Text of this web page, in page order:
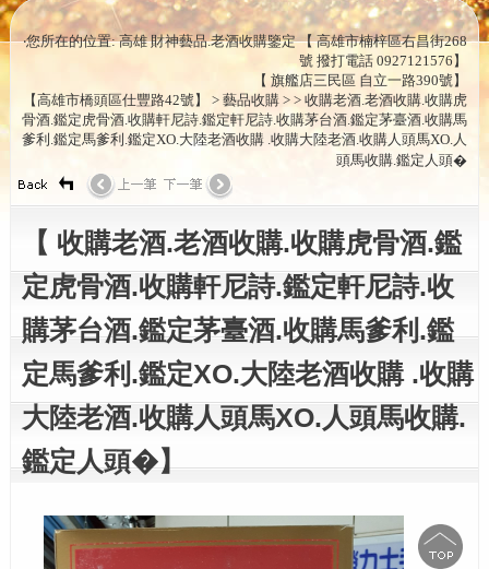
‧您所在的位置: 高雄 財神藝品.老酒收購鑒定 【 高雄市楠梓區右昌街268
號 撥打電話 0927121576】
【 旗艦店三民區 自立一路390號】
【高雄市橋頭區仕豐路42號】 > 藝品收購 > > 收購老酒.老酒收購.收購虎
骨酒.鑑定虎骨酒.收購軒尼詩.鑑定軒尼詩.收購茅台酒.鑑定茅臺酒.收購馬
爹利.鑑定馬爹利.鑑定XO.大陸老酒收購 .收購大陸老酒.收購人頭馬XO.人
頭馬收購.鑑定人頭�
【 收購老酒.老酒收購.收購虎骨酒.鑑
定虎骨酒.收購軒尼詩.鑑定軒尼詩.收
購茅台酒.鑑定茅臺酒.收購馬爹利.鑑
定馬爹利.鑑定XO.大陸老酒收購 .收購
大陸老酒.收購人頭馬XO.人頭馬收購.
鑑定人頭�】